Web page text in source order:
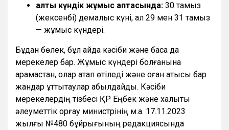
алты күндік жұмыс аптасында: 30 тамыз
(жексенбі) демалыс күні, ал 29 мен 31 тамыз
— жұмыс күндері.
Бұдан бөлек, бұл айда кәсіби және басқа да
мерекелер бар. Жұмыс күндері болғанына
қарамастан, олар атап өтіледі және оған қатысы бар
жандар құттықтаулар қабылдайды. Кәсіби
мерекелердің тізбесі ҚР Еңбек және халықты
әлеуметтік қорғау министрінің м.а. 17.11.2023
жылғы №480 бұйрығының редакциясында